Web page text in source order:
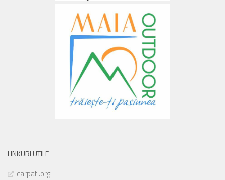
LINKURI UTILE
carpati.org